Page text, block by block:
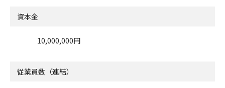
資本金
10,000,000円
従業員数（連結）